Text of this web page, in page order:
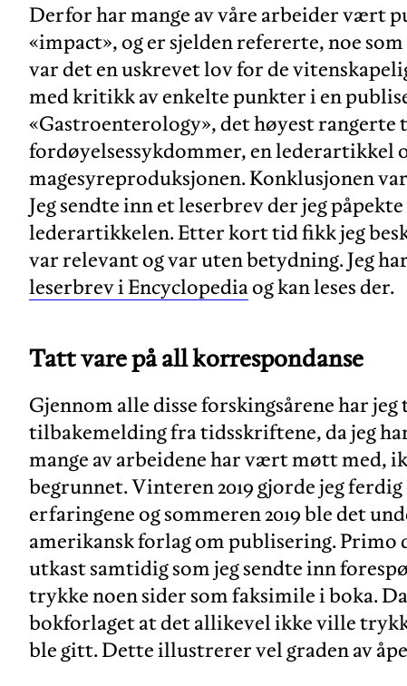
Derfor har mange av våre arbeider vært
«impact», og er sjelden refererte, noe
var det en uskrevet lov for de
med kritikk av enkelte punkter i en
«Gastroenterology», det høyest
fordøyelsessykdommer, en lederartikkel
magesyreproduksjonen. Konklusjonen
Jeg sendte inn et leserbrev der jeg
lederartikkelen. Etter kort tid fikk jeg
var relevant og var uten betydning. Jeg
leserbrev i Encyclopediaog kan leses der.
Tatt vare på all korrespondanse
Gjennom alle disse forskingsårene har
tilbakemelding fra tidsskriftene, da jeg
mange av arbeidene har vært møtt med,
begrunnet. Vinteren 2019 gjorde jeg
erfaringene og sommeren 2019 ble det
amerikansk forlag om publisering. Primo
utkast samtidig som jeg sendte inn
trykke noen sider som faksimile i boka.
bokforlaget at det allikevel ikke ville
ble gitt. Dette illustrerer vel graden av